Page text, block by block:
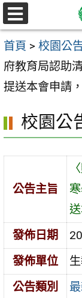
跳
至
主
要
內
區
選
單
首頁 > 校園公
府教育局認助
提送本會申請
校園公
公告主旨
發佈日期
發佈單位
公告類別